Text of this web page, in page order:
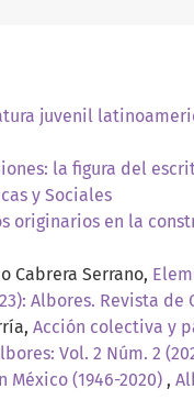
juvenil
la figura del
y Sociales
originarios en la
Cabrera Serrano,
Albores. Revista
Acción colectiva y
Vol. 2 Núm. 2
(1946-2020) ,